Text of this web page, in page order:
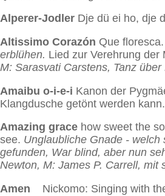
Alperer-Jodler Dje dü ei ho, dje
Altissimo Corazón Que
erblühen. Lied zur Verehrung
M: Sarasvati Carstens, Tanz
Amaibu o-i-e-i Kanon der
Klangdusche getönt werden kann.
Amazing grace how sweet the
see. Unglaubliche Gnade -
gefunden, War blind, aber nun
Newton, M: James P. Carrell, mit
Amen
Nickomo: Singing with